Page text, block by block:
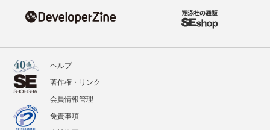
ヘルプ
著作権・リンク
会員情報管理
免責事項